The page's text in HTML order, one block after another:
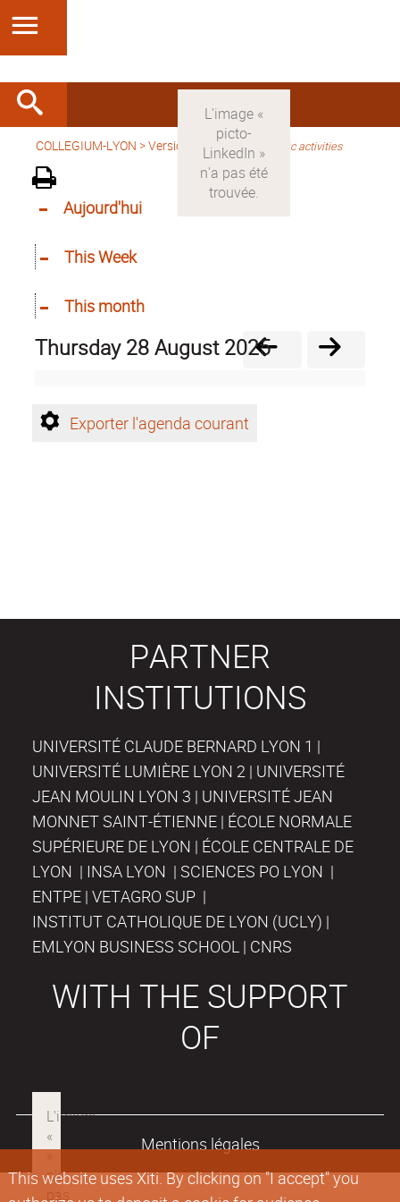
This website uses Xiti. By clicking on "I accept" you
COLLEGIUM-LYON >Version anglaise > Scientific activities
Aujourd'hui
This Week
This month
Thursday 28 August 2025
Exporter l'agenda courant
PARTNER
INSTITUTIONS
UNIVERSITÉ CLAUDE BERNARD LYON 1 |
UNIVERSITÉ LUMIÈRE LYON 2 | UNIVERSITÉ
JEAN MOULIN LYON 3 | UNIVERSITÉ JEAN
MONNET SAINT-ÉTIENNE | ÉCOLE NORMALE
SUPÉRIEURE DE LYON | ÉCOLE CENTRALE DE
LYON | INSA LYON | SCIENCES PO LYON |
ENTPE | VETAGRO SUP |
INSTITUT CATHOLIQUE DE LYON (UCLY) |
EMLYON BUSINESS SCHOOL | CNRS
WITH THE SUPPORT
OF
Mentions légales